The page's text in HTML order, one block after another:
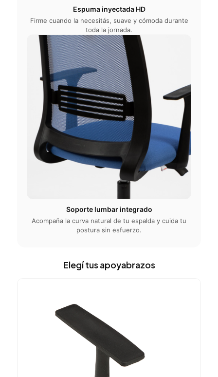
Espuma inyectada HD
Firme cuando la necesitás, suave y cómoda durante
toda la jornada.
Soporte lumbar integrado
Acompaña la curva natural de tu espalda y cuida tu
postura sin esfuerzo.
Elegí tus apoyabrazos